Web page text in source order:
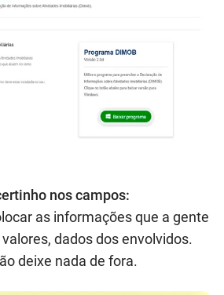
nos campos:
as informações que a gente
dados dos envolvidos.
deixe nada de fora.